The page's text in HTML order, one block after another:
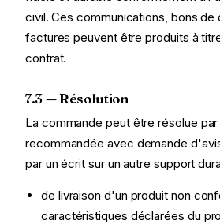
civil. Ces communications, bons de
factures peuvent être produits à
contrat.
7.3 — Résolution
La commande peut être résolue
recommandée avec demande
par un écrit sur un autre support
de livraison d'un produit non
caractéristiques déclarées du